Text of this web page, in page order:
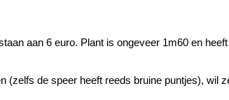
aan 6 euro. Plant is ongeveer 1m60 en
(zelfs de speer heeft reeds bruine puntjes), wil